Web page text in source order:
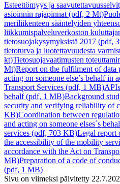
Esteettömyys ja
asioinnin rajapinnat (pdf, 2 Mt)
meriliikenteen sääntelyiden
liikkumispalveluverkoston
tietosuojakysymyksistä 2017 (pdf,
tietoturva ja luotettavuudesta
kt)Tietosuojavaatimusten
Mt)Report on the fulfilment of data
acting on someone else’s behalf in
Transport Services (pdf, 1 MB)
behalf (pdf, 1 MB)Background
security and verifying reliability of
KB)Coordination between
and acting on someone elses´s
services (pdf, 703 KB)Legal report
the accessibility of the mobility
accordance with the Act on
MB)Preparation of a code of
(pdf, 1 MB)
Sivu on viimeksi päivitetty